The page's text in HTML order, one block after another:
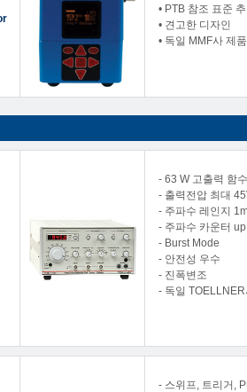
• PTB 참조 표준
• 견고한 디자인
• 독일 MMF사 제품
- 63 W 고출력 함
- 출력전압 최대
- 주파수 레인지
- 주파수 카운터
- Burst Mode
- 안전성 우수
- 진폭변조
- 독일
- 스위프, 트리거,